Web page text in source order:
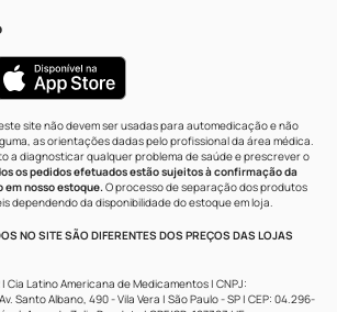
site não devem ser usadas para automedicação e não
as orientações dadas pelo profissional da área médica.
a diagnosticar qualquer problema de saúde e prescrever o
os pedidos efetuados estão sujeitos à confirmação da
nosso estoque.O processo de separação dos produtos
dependendo da disponibilidade do estoque em loja.
NO SITE SÃO DIFERENTES DOS PREÇOS DAS LOJAS
| Cia Latino Americana de Medicamentos | CNPJ:
Santo Albano, 490 - Vila Vera | São Paulo - SP | CEP: 04.296-